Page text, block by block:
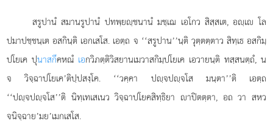
สรูปานํ สมานรูปานํ ปทพฺยฺชนานํ มชฺเฌ เอโกว สิสฺสเต, อฺเ โล
ปมาปชฺชนฺเต อสกินฺติ เอกเสโส. เอตฺถ จ ‘‘สรูปาน’’นฺติ วุตฺตตฺตาว สิทฺเธ อสกิมฺ
ปโยเค ปุนาสกึคหณํ เอกวิภตฺติวิสยานเมวาสกิมฺปโยเค เอวายนฺติ ทสฺสนตฺถํ, น
จ วิจฺฉาปโยเค’ติปฺปสงฺโค. ‘‘วคฺคา ปฺจปฺจโส มนฺตา’’ติ เอตฺถ
‘‘ปฺจปฺจโส’’ติ นิทฺเทเสเนว วิจฺฉาปโยคสิทฺธิยา าปิตตฺตา, อถ วา สหว
จนิจฺฉาย’มย’เมกเสโส.